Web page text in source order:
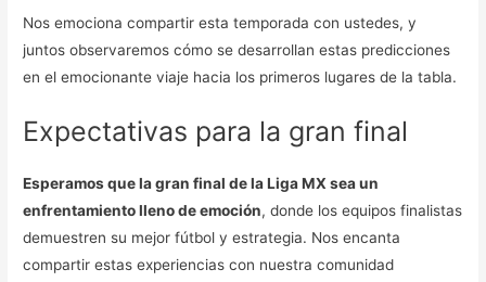
Nos emociona compartir esta temporada con ustedes, y
juntos observaremos cómo se desarrollan estas predicciones
en el emocionante viaje hacia los primeros lugares de la tabla.
Expectativas para la gran final
Esperamos que la gran final de la Liga MX sea un
enfrentamiento lleno de emoción, donde los equipos finalistas
demuestren su mejor fútbol y estrategia. Nos encanta
compartir estas experiencias con nuestra comunidad